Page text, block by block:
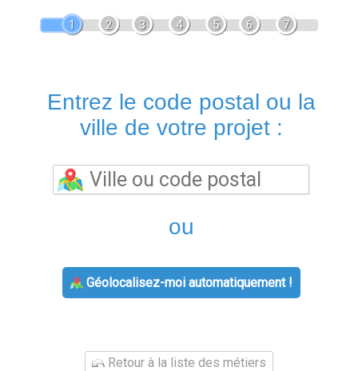
1 2 3 4 5 6 7
Entrez le code postal ou la
ville de votre projet :
ou
Géolocalisez-moi automatiquement !
Retour à la liste des métiers